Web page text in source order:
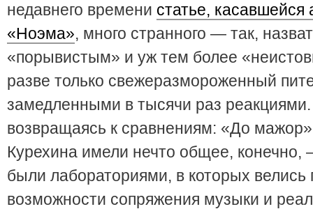
недавнего времени статье, касавшейся
«Ноэма», много странного — так,
«порывистым» и уж тем более
разве только свежеразмороженный
замедленными в тысячи раз
возвращаясь к сравнениям: «До
Курехина имели нечто общее, конечно,
были лабораториями, в которых велись
возможности сопряжения музыки и